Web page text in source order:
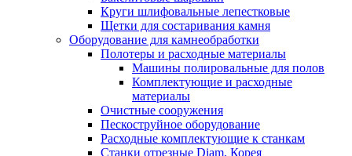
Круги шлифовальные лепестковые
Щетки для состаривания камня
Оборудование для камнеобработки
Полотеры и расходные материалы
Машины полировальные для полов
Комплектующие и расходные
материалы
Очистные сооружения
Пескоструйное оборудование
Расходные комплектующие к станкам
Станки отрезные Diam, Корея